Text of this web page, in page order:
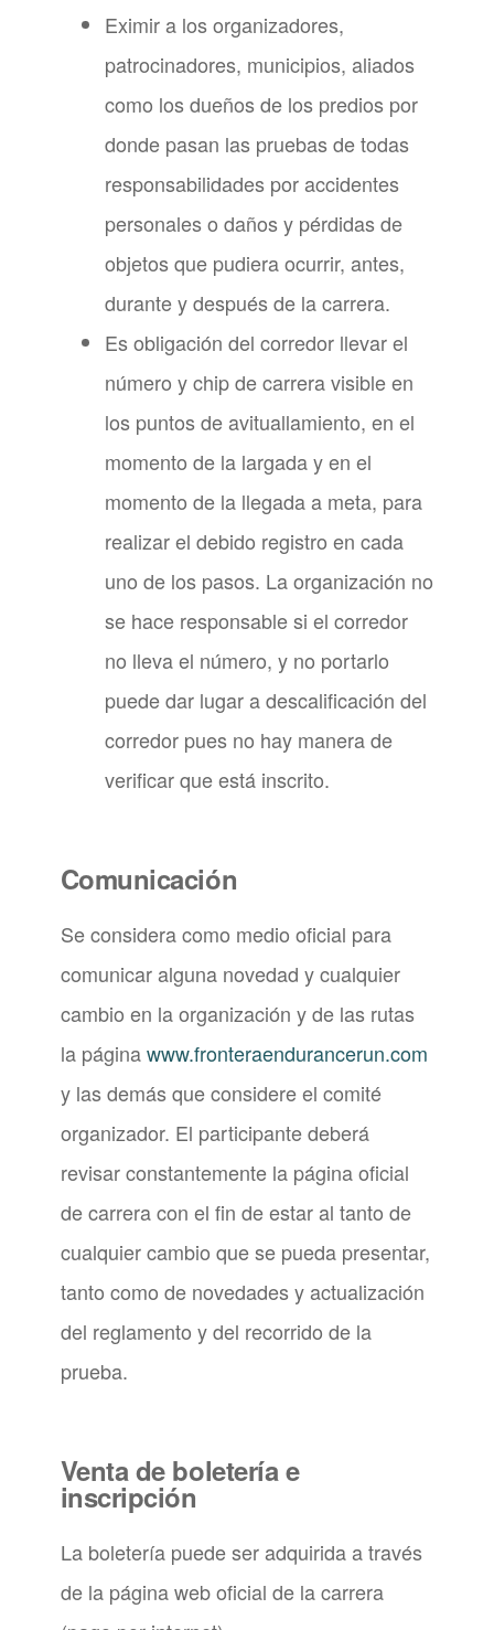
Eximir a los organizadores,
patrocinadores, municipios, aliados
como los dueños de los predios por
donde pasan las pruebas de todas
responsabilidades por accidentes
personales o daños y pérdidas de
objetos que pudiera ocurrir, antes,
durante y después de la carrera.
Es obligación del corredor llevar el
número y chip de carrera visible en
los puntos de avituallamiento, en el
momento de la largada y en el
momento de la llegada a meta, para
realizar el debido registro en cada
uno de los pasos. La organización no
se hace responsable si el corredor
no lleva el número, y no portarlo
puede dar lugar a descalificación del
corredor pues no hay manera de
verificar que está inscrito.
Comunicación
Se considera como medio oficial para
comunicar alguna novedad y cualquier
cambio en la organización y de las rutas
la páginawww.fronteraendurancerun.com
y las demás que considere el comité
organizador. El participante deberá
revisar constantemente la página oficial
de carrera con el fin de estar al tanto de
cualquier cambio que se pueda presentar,
tanto como de novedades y actualización
del reglamento y del recorrido de la
prueba.
Venta de boletería e
inscripción
La boletería puede ser adquirida a través
de la página web oficial de la carrera